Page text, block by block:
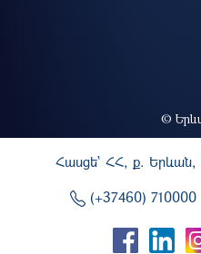
©
Հասցե` ՀՀ, ք. Երևան,
(+37460) 710000